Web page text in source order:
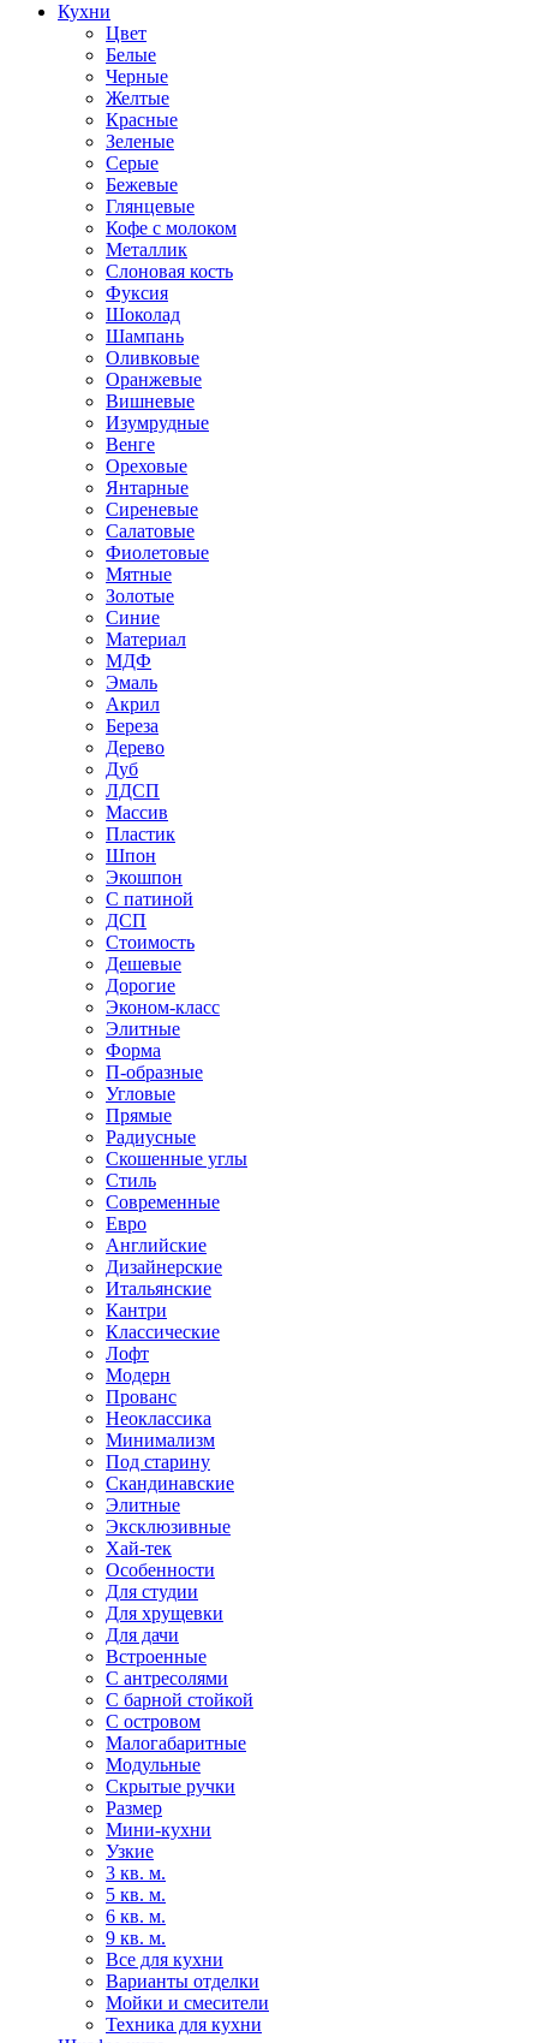
Кухни
Цвет
Белые
Черные
Желтые
Красные
Зеленые
Серые
Бежевые
Глянцевые
Кофе с молоком
Металлик
Слоновая кость
Фуксия
Шоколад
Шампань
Оливковые
Оранжевые
Вишневые
Изумрудные
Венге
Ореховые
Янтарные
Сиреневые
Салатовые
Фиолетовые
Мятные
Золотые
Синие
Материал
МДФ
Эмаль
Акрил
Береза
Дерево
Дуб
ЛДСП
Массив
Пластик
Шпон
Экошпон
С патиной
ДСП
Стоимость
Дешевые
Дорогие
Эконом-класс
Элитные
Форма
П-образные
Угловые
Прямые
Радиусные
Скошенные углы
Стиль
Современные
Евро
Английские
Дизайнерские
Итальянские
Кантри
Классические
Лофт
Модерн
Прованс
Неоклассика
Минимализм
Под старину
Скандинавские
Элитные
Эксклюзивные
Хай-тек
Особенности
Для студии
Для хрущевки
Для дачи
Встроенные
С антресолями
С барной стойкой
С островом
Малогабаритные
Модульные
Скрытые ручки
Размер
Мини-кухни
Узкие
3 кв. м.
5 кв. м.
6 кв. м.
9 кв. м.
Все для кухни
Варианты отделки
Мойки и смесители
Техника для кухни